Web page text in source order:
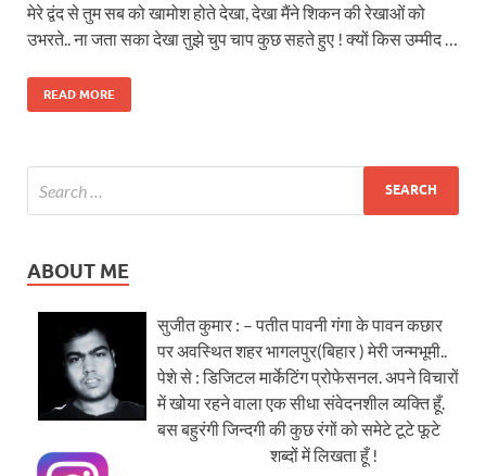
मेरे द्वंद से तुम सब को खामोश होते देखा, देखा मैंने शिकन की रेखाओं को
उभरते.. ना जता सका देखा तुझे चुप चाप कुछ सहते हुए ! क्यों किस उम्मीद …
READ MORE
ABOUT ME
सुजीत कुमार : – पतीत पावनी गंगा के पावन कछार
पर अवस्थित शहर भागलपुर(बिहार ) मेरी जन्मभूमी..
पेशे से : डिजिटल मार्केटिंग प्रोफेसनल. अपने विचारों
में खोया रहने वाला एक सीधा संवेदनशील व्यक्ति हूँ.
बस बहुरंगी जिन्दगी की कुछ रंगों को समेटे टूटे फूटे
शब्दों में लिखता हूँ !